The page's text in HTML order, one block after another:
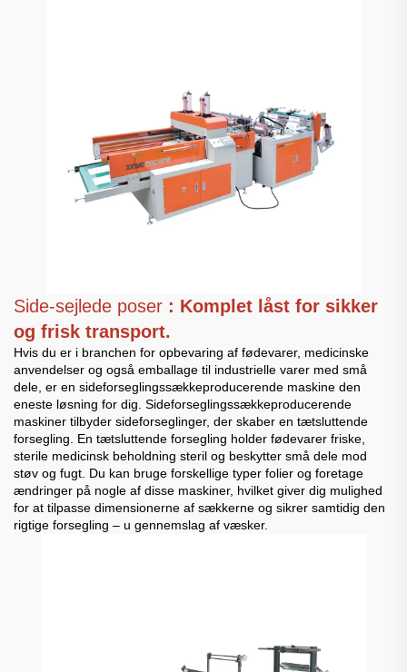
Side-sejlede poser : Komplet låst for sikker
og frisk transport.
Hvis du er i branchen for opbevaring af fødevarer, medicinske
anvendelser og også emballage til industrielle varer med små
dele, er en sideforseglingssækkeproducerende maskine den
eneste løsning for dig. Sideforseglingssækkeproducerende
maskiner tilbyder sideforseglinger, der skaber en tætsluttende
forsegling. En tætsluttende forsegling holder fødevarer friske,
sterile medicinsk beholdning steril og beskytter små dele mod
støv og fugt. Du kan bruge forskellige typer folier og foretage
ændringer på nogle af disse maskiner, hvilket giver dig mulighed
for at tilpasse dimensionerne af sækkerne og sikrer samtidig den
rigtige forsegling – u gennemslag af væsker.